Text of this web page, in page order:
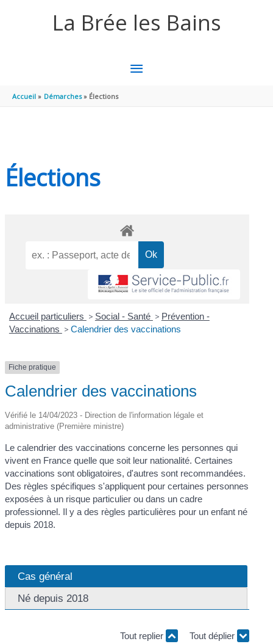
La Brée les Bains
MENU
Accueil Démarches Élections
Élections
Accueil particuliers > Social - Santé > Prévention -
Vaccinations > Calendrier des vaccinations
Fiche pratique
Calendrier des vaccinations
Vérifié le 14/04/2023 - Direction de l'information légale et
administrative (Première ministre)
Le calendrier des vaccinations concerne les personnes qui
vivent en France quelle que soit leur nationalité. Certaines
vaccinations sont obligatoires, d'autres sont recommandées.
Des règles spécifiques s'appliquent pour certaines personnes
exposées à un risque particulier ou dans un cadre
professionnel. Il y a des règles particulières pour un enfant né
depuis 2018.
Cas général
Né depuis 2018
Tout replier Tout déplier